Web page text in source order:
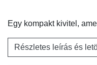
Egy kompakt kivitel,
Részletes leírás és